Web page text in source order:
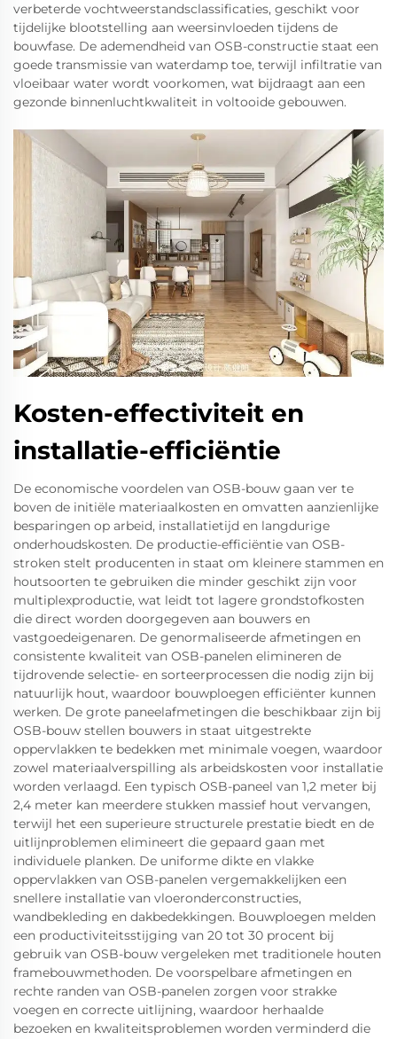
verbeterde vochtweerstandsclassificaties, geschikt voor
tijdelijke blootstelling aan weersinvloeden tijdens de
bouwfase. De ademendheid van OSB-constructie staat een
goede transmissie van waterdamp toe, terwijl infiltratie van
vloeibaar water wordt voorkomen, wat bijdraagt aan een
gezonde binnenluchtkwaliteit in voltooide gebouwen.
Kosten-effectiviteit en
installatie-efficiëntie
De economische voordelen van OSB-bouw gaan ver te
boven de initiële materiaalkosten en omvatten aanzienlijke
besparingen op arbeid, installatietijd en langdurige
onderhoudskosten. De productie-efficiëntie van OSB-
stroken stelt producenten in staat om kleinere stammen en
houtsoorten te gebruiken die minder geschikt zijn voor
multiplexproductie, wat leidt tot lagere grondstofkosten
die direct worden doorgegeven aan bouwers en
vastgoedeigenaren. De genormaliseerde afmetingen en
consistente kwaliteit van OSB-panelen elimineren de
tijdrovende selectie- en sorteerprocessen die nodig zijn bij
natuurlijk hout, waardoor bouwploegen efficiënter kunnen
werken. De grote paneelafmetingen die beschikbaar zijn bij
OSB-bouw stellen bouwers in staat uitgestrekte
oppervlakken te bedekken met minimale voegen, waardoor
zowel materiaalverspilling als arbeidskosten voor installatie
worden verlaagd. Een typisch OSB-paneel van 1,2 meter bij
2,4 meter kan meerdere stukken massief hout vervangen,
terwijl het een superieure structurele prestatie biedt en de
uitlijnproblemen elimineert die gepaard gaan met
individuele planken. De uniforme dikte en vlakke
oppervlakken van OSB-panelen vergemakkelijken een
snellere installatie van vloeronderconstructies,
wandbekleding en dakbedekkingen. Bouwploegen melden
een productiviteitsstijging van 20 tot 30 procent bij
gebruik van OSB-bouw vergeleken met traditionele houten
framebouwmethoden. De voorspelbare afmetingen en
rechte randen van OSB-panelen zorgen voor strakke
voegen en correcte uitlijning, waardoor herhaalde
bezoeken en kwaliteitsproblemen worden verminderd die